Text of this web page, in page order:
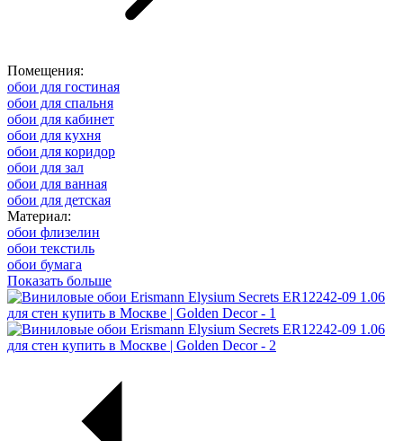
Помещения:
обои для гостиная
обои для спальня
обои для кабинет
обои для кухня
обои для коридор
обои для зал
обои для ванная
обои для детская
Материал:
обои флизелин
обои текстиль
обои бумага
Показать больше